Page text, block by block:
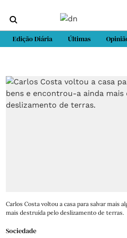
Edição Diária Últimas
Carlos Costa voltou a casa para salvar mais
mais destruída pelo deslizamento de terras.
Sociedade